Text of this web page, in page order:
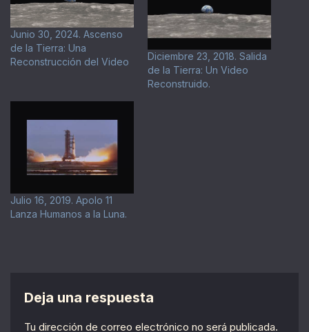
Junio 30, 2024. Ascenso
de la Tierra: Una
Reconstrucción del Video
Diciembre 23, 2018. Salida
de la Tierra: Un Video
Reconstruido.
Julio 16, 2019. Apolo 11
Lanza Humanos a la Luna.
Deja una respuesta
Tu dirección de correo electrónico no será publicada.